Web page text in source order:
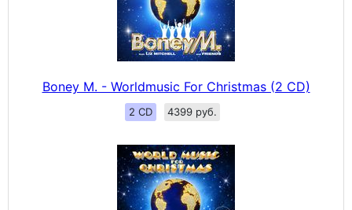
Boney M. - Worldmusic For Christmas (2 CD)
2 CD 4399 руб.